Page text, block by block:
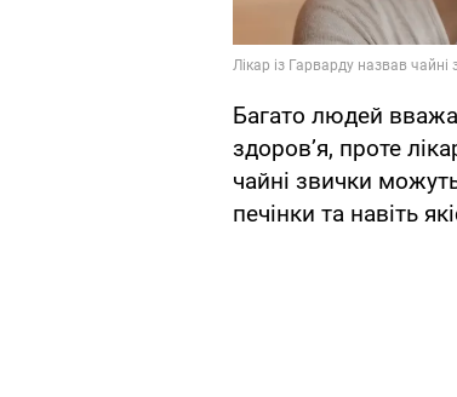
Багато людей
здоров’я, проте
чайні звички
печінки та навіть